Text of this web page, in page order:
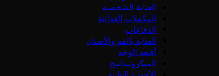
العناية الشخصية
المكملات الغذائية
الدفاعات
العناية بالفم والأسنان
أقنعة الوجه
الميكرونيدلينج